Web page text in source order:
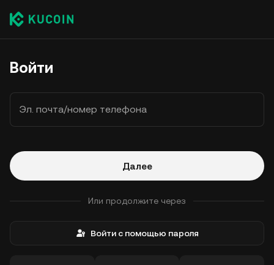
Войти
Эл. почта/номер телефона
Далее
Или продолжите через
Войти с помощью пароля